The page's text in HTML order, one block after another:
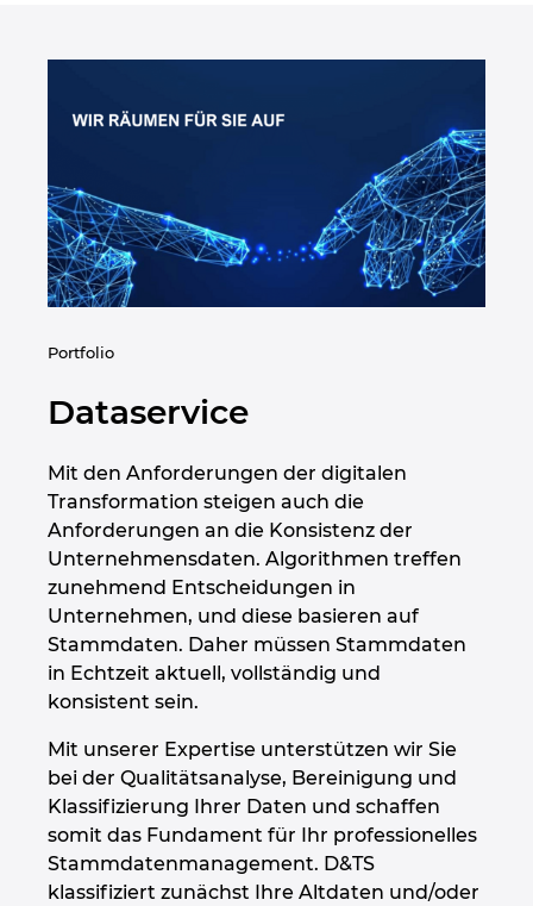
Portfolio
Dataservice
Mit den Anforderungen der digitalen
Transformation steigen auch die
Anforderungen an die Konsistenz der
Unternehmensdaten. Algorithmen treffen
zunehmend Entscheidungen in
Unternehmen, und diese basieren auf
Stammdaten. Daher müssen Stammdaten
in Echtzeit aktuell, vollständig und
konsistent sein.
Mit unserer Expertise unterstützen wir Sie
bei der Qualitätsanalyse, Bereinigung und
Klassifizierung Ihrer Daten und schaffen
somit das Fundament für Ihr professionelles
Stammdatenmanagement. D&TS
klassifiziert zunächst Ihre Altdaten und/oder
Slowakei
Slowenien
Spanien
Südafrika
Südkorea
Tschechische Republik
Türkei
Ukraine
Ungarn
USA